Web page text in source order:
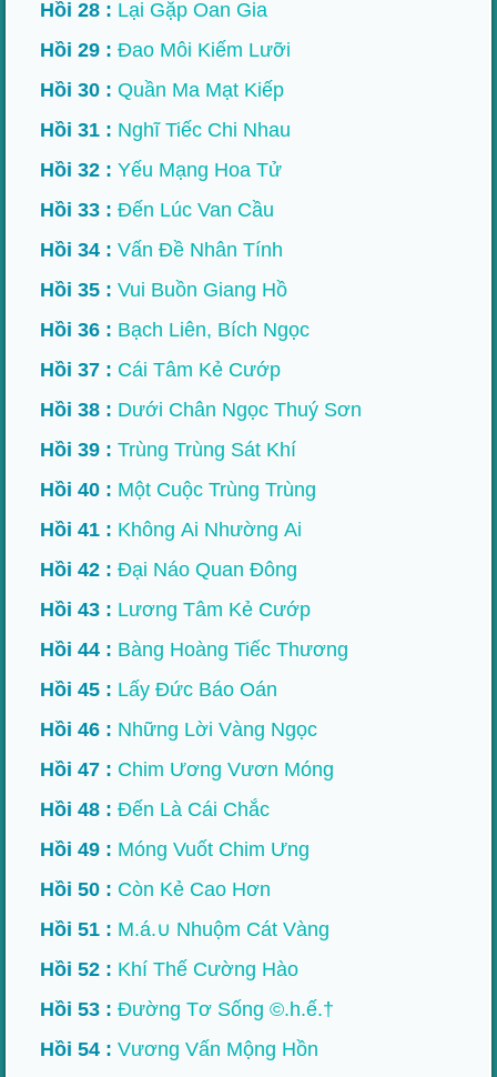
Hồi 28 : Lại Gặp Oan Gia
Hồi 29 : Đao Môi Kiếm Lưỡi
Hồi 30 : Quần Ma Mạt Kiếp
Hồi 31 : Nghĩ Tiếc Chi Nhau
Hồi 32 : Yếu Mạng Hoa Tử
Hồi 33 : Đến Lúc Van Cầu
Hồi 34 : Vấn Đề Nhân Tính
Hồi 35 : Vui Buồn Giang Hồ
Hồi 36 : Bạch Liên, Bích Ngọc
Hồi 37 : Cái Tâm Kẻ Cướp
Hồi 38 : Dưới Chân Ngọc Thuý Sơn
Hồi 39 : Trùng Trùng Sát Khí
Hồi 40 : Một Cuộc Trùng Trùng
Hồi 41 : Không Ai Nhường Ai
Hồi 42 : Đại Náo Quan Đông
Hồi 43 : Lương Tâm Kẻ Cướp
Hồi 44 : Bàng Hoàng Tiếc Thương
Hồi 45 : Lấy Đức Báo Oán
Hồi 46 : Những Lời Vàng Ngọc
Hồi 47 : Chim Ương Vươn Móng
Hồi 48 : Đến Là Cái Chắc
Hồi 49 : Móng Vuốt Chim Ưng
Hồi 50 : Còn Kẻ Cao Hơn
Hồi 51 : M.á.∪ Nhuộm Cát Vàng
Hồi 52 : Khí Thế Cường Hào
Hồi 53 : Đường Tơ Sống ©.h.ế.†
Hồi 54 : Vương Vấn Mộng Hồn